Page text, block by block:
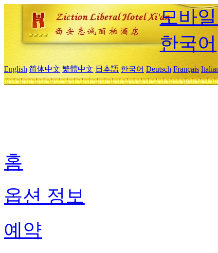
모바
한국어
English 简体中文 繁體中文 日本語 한국어 Deutsch Français
홈
옵션 정보
예약